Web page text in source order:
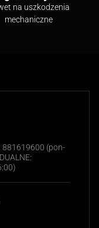
na uszkodzenia
mechaniczne
881619600 (pon-